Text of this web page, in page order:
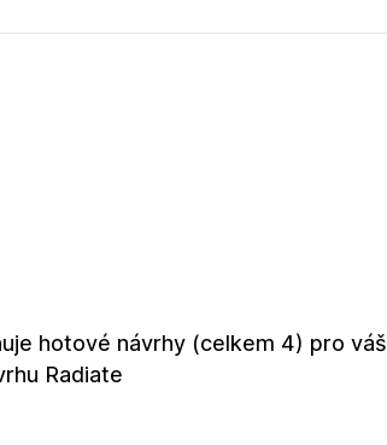
hotové návrhy (celkem 4) pro váš
Radiate